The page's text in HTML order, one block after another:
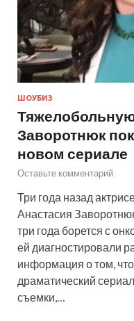
ШОУБИЗ
Заворотнюк
новом сериале
Оставьте комментарий
Три года назад
Анастасия
три года борется с
ей диагностировали
информация о том,
драматический
съемки,…